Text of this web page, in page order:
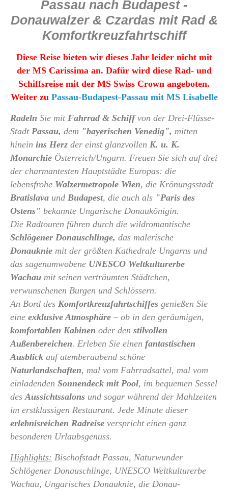
Passau nach Budapest -
Donauwalzer & Czardas mit Rad &
Komfortkreuzfahrtschiff
Diese Reise bieten wir dieses Jahr leider nicht mit
der MS Carissima an. Dafür wird diese Rad- und
Schiffsreise mit der MS Swiss Crown angeboten.
Weiter zu Passau-Budapest-Passau mit MS Lisabelle
Radeln Sie mit Fahrrad & Schiffvon der Drei-Flüsse-
Stadt Passau, dem "bayerischen Venedig", mitten
hinein ins Herz der einst glanzvollen K. u. K.
Monarchie Österreich/Ungarn. Freuen Sie sich auf drei
der charmantesten Hauptstädte Europas: die
lebensfrohe Walzermetropole Wien, die Krönungsstadt
Bratislava und Budapest, die auch als "Paris des
Ostens" bekannte Ungarische Donaukönigin.
Die Radtouren führen durch die wildromantische
Schlögener Donauschlinge, das malerische
Donauknie mit der größten Kathedrale Ungarns und
das sagenumwobene UNESCO Weltkulturerbe
Wachau mit seinen verträumten Städtchen,
verwunschenen Burgen und Schlössern.
An Bord des Komfortkreuzfahrtschiffes genießen Sie
eine exklusive Atmosphäre – ob in den geräumigen,
komfortablen Kabinen oder den stilvollen
Außenbereichen. Erleben Sie einen fantastischen
Ausblick auf atemberaubend schöne
Naturlandschaften, mal vom Fahrradsattel, mal vom
einladenden Sonnendeck mit Pool, im bequemen Sessel
desAussichtssalons und sogar während der Mahlzeiten
im erstklassigen Restaurant. Jede Minute dieser
erlebnisreichen Radreise verspricht einen ganz
besonderen Urlaubsgenuss.
Highlights: Bischofstadt Passau, Naturwunder
Schlögener Donauschlinge, UNESCO Weltkulturerbe
Wachau, Ungarisches Donauknie, die Donau-